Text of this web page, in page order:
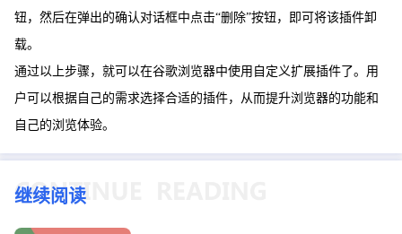
钮，然后在弹出的确认对话框中点击“删除”按钮，即可将该插件卸
载。
通过以上步骤，就可以在谷歌浏览器中使用自定义扩展插件了。用
户可以根据自己的需求选择合适的插件，从而提升浏览器的功能和
自己的浏览体验。
继续阅读